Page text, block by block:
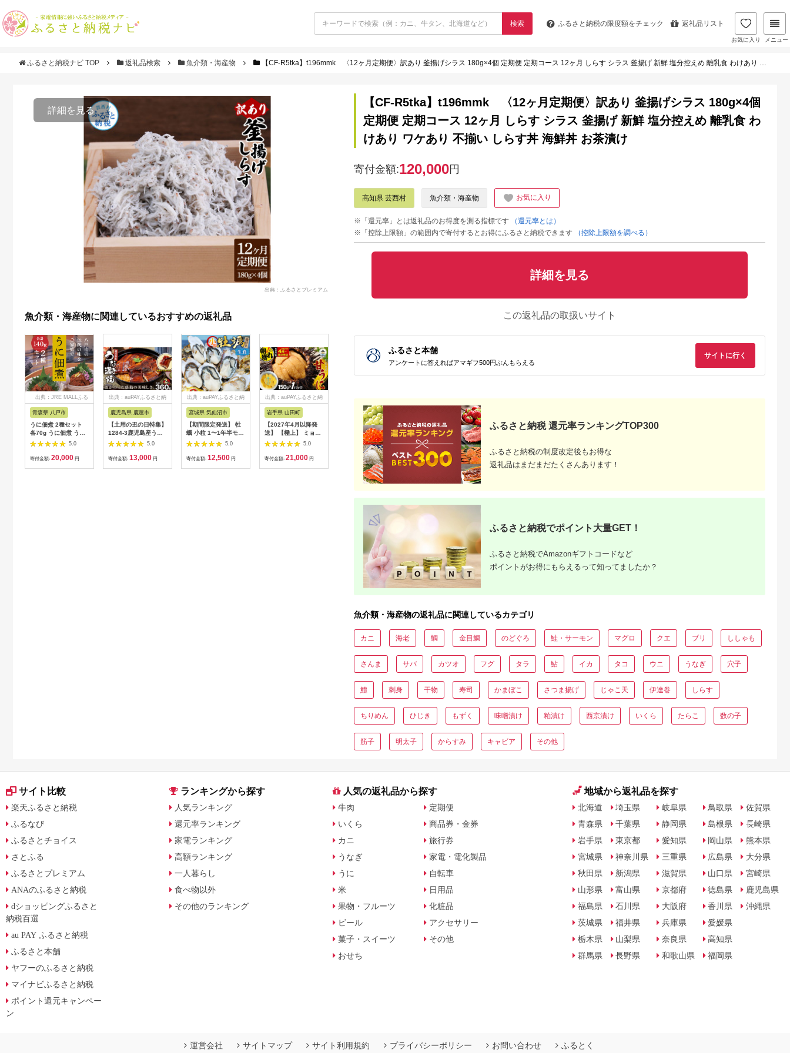
検索 ふるさと納税の限度額をチェック 返礼品リスト
お気に入り メニュー
ふるさと納税ナビ TOP 返礼品検索 魚介類・海産物 【CF-R5tka】t196mmk 〈12ヶ月定期便〉訳あり 釜揚げシラス 180g×4個 定期便 定期コース 12ヶ月 しらす シラス 釜揚げ 新鮮 塩分控えめ 離乳食 わけあり ワケあり 不揃い しらす丼 海鮮丼 お茶漬け
詳細を見る
出典：ふるさとプレミアム
魚介類・海産物に関連しているおすすめの返礼品
出典：JRE MALLふる
青森県 八戸市
うに佃煮 2種セット
各70g うに佃煮 うに
佃煮ゆず香味
5.0
寄付金額: 20,000 円
出典：auPAYふるさと納
鹿児島県 鹿屋市
【土用の丑の日特集】
1284-3鹿児島産うな
ぎ 合計
360g（180g×2尾）
清らかな地下水育
5.0
寄付金額: 13,000 円
出典：auPAYふるさと納
宮城県 気仙沼市
【期間限定発送】 牡
蠣 小粒 1〜1年半モノ
生食 殻付き牡蠣 約
2kg (約16〜22個入)
[住喜水産 宮城県 気仙
5.0
寄付金額: 12,500 円
出典：auPAYふるさと納
岩手県 山田町
【2027年4月以降発
送】 【極上】 ミョウ
バン不使用 国産 甘う
に 150g×1パック 三
陸産 川石水産 三陸山
5.0
寄付金額: 21,000 円
税
北海道 えりも町
えりも【マルデン特
製】北海道産鮭ジャー
キー(チーズ入り）
80g×5袋【er002-
059-a】
5.0
寄付金額:11,000
アム
【定期便3回】10枚セ
ット 一汐さば おろし
大根付き F-1255.0
寄付金額: 42,000円
北海道産ほっけ一夜干
し(450～499g)×3枚_
の至宝 ホッケ 干物 焼
魚 焼き魚 白身魚 セッ
ト ひもの 魚干物 一人
人気 ヒロセ 北海道 釧
路町 釧路超 特産品
17,000
天然 クエ 鍋セット
25,000
無着色醤油漬筋子
【CF-R5tka】t196mmk 〈12ヶ月定期便〉訳あり 釜揚げシラス 180g×4個
定期便 定期コース 12ヶ月 しらす シラス 釜揚げ 新鮮 塩分控えめ 離乳食 わ
けあり ワケあり 不揃い しらす丼 海鮮丼 お茶漬け
寄付金額:120,000円
高知県 芸西村 魚介類・海産物 お気に入り
※「還元率」とは返礼品のお得度を測る指標です
（還元率とは）
※「控除上限額」の範囲内で寄付するとお得にふるさと納税できます
（控除上限額を調べる）
詳細を見る
この返礼品の取扱いサイト
ふるさと本舗
アンケートに答えればアマギフ500円ぶんもらえる
サイトに行く
ふるさと納税 還元率ランキングTOP300
ふるさと納税の制度改定後もお得な
返礼品はまだまだたくさんあります！
ふるさと納税でポイント大量GET！
ふるさと納税でAmazonギフトコードなど
ポイントがお得にもらえるって知ってましたか？
魚介類・海産物の返礼品に関連しているカテゴリ
カニ 海老 鯛 金目鯛 のどぐろ 鮭・サーモン マグロ クエ ブリ ししゃも
さんま サバ カツオ フグ タラ 鮎 イカ タコ ウニ うなぎ 穴子
鱧 刺身 干物 寿司 かまぼこ さつま揚げ じゃこ天 伊達巻 しらす
ちりめん ひじき もずく 味噌漬け 粕漬け 西京漬け いくら たらこ 数の子
筋子 明太子 からすみ キャビア その他
サイト比較
楽天ふるさと納税
ふるなび
ふるさとチョイス
さとふる
ふるさとプレミアム
ANAのふるさと納税
dショッピングふるさと
納税百選
au PAY ふるさと納税
ふるさと本舗
ヤフーのふるさと納税
マイナビふるさと納税
ポイント還元キャンペー
ン
ランキングから探す
人気ランキング
還元率ランキング
家電ランキング
高額ランキング
一人暮らし
食べ物以外
その他のランキング
人気の返礼品から探す
牛肉
いくら
カニ
うなぎ
うに
米
果物・フルーツ
ビール
菓子・スイーツ
おせち
定期便
商品券・金券
旅行券
家電・電化製品
自転車
日用品
化粧品
アクセサリー
その他
地域から返礼品を探す
北海道
青森県
岩手県
宮城県
秋田県
山形県
福島県
茨城県
栃木県
群馬県
埼玉県
千葉県
東京都
神奈川県
新潟県
富山県
石川県
福井県
山梨県
長野県
岐阜県
静岡県
愛知県
三重県
滋賀県
京都府
大阪府
兵庫県
奈良県
和歌山県
鳥取県
島根県
岡山県
広島県
山口県
徳島県
香川県
愛媛県
高知県
福岡県
佐賀県
長崎県
熊本県
大分県
宮崎県
鹿児島県
沖縄県
運営会社 サイトマップ サイト利用規約 プライバシーポリシー お問い合わせ ふるとく